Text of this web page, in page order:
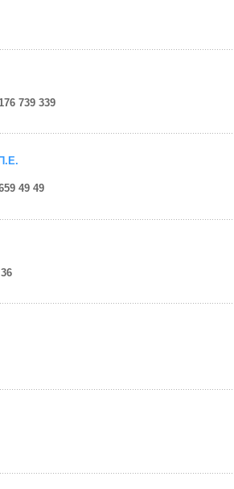
739 339
49 49